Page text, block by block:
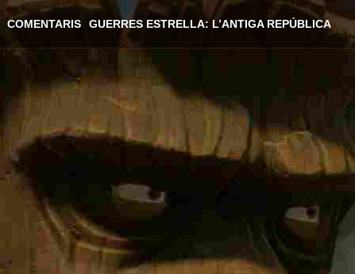
COMENTARIS GUERRES ESTRELLA: L’ANTIGA REPÚBLICA